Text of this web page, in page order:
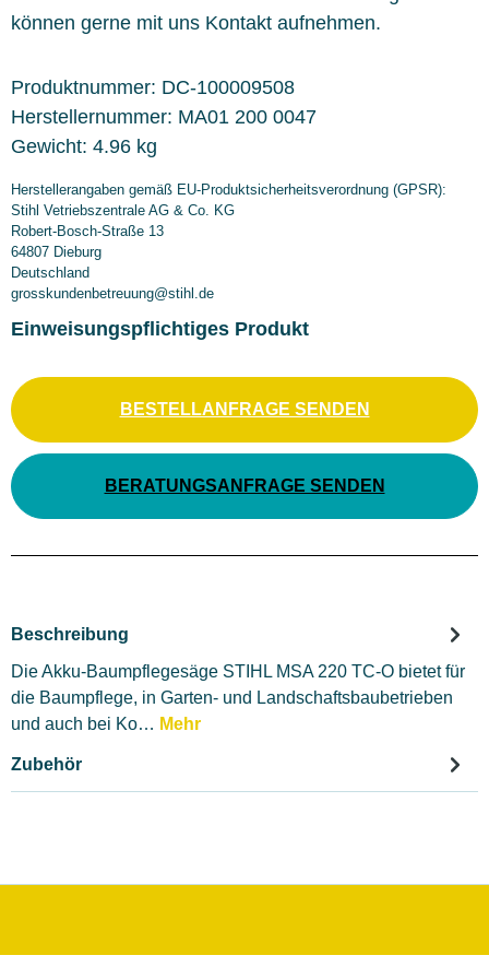
können gerne mit uns Kontakt aufnehmen.
Produktnummer: DC-100009508
Herstellernummer: MA01 200 0047
Gewicht: 4.96 kg
Herstellerangaben gemäß EU-Produktsicherheitsverordnung (GPSR):
Stihl Vetriebszentrale AG & Co. KG
Robert-Bosch-Straße 13
64807 Dieburg
Deutschland
grosskundenbetreuung@stihl.de
Einweisungspflichtiges Produkt
BESTELLANFRAGE SENDEN
BERATUNGSANFRAGE SENDEN
Beschreibung
Die Akku-Baumpflegesäge STIHL MSA 220 TC-O bietet für
die Baumpflege, in Garten- und Landschaftsbaubetrieben
und auch bei Ko… Mehr
Zubehör